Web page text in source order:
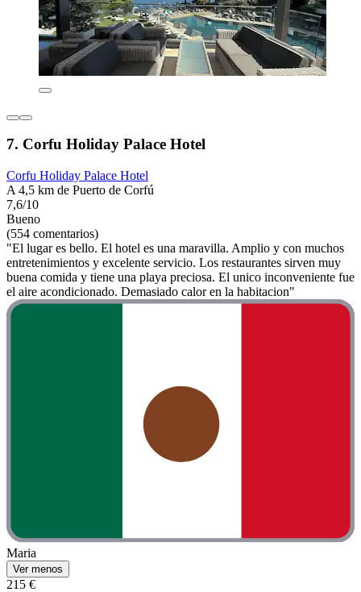
7. Corfu Holiday Palace Hotel
Corfu Holiday Palace Hotel
A 4,5 km de Puerto de Corfú
7,6/10
Bueno
(554 comentarios)
"El lugar es bello. El hotel es una maravilla. Amplio y con muchos
entretenimientos y excelente servicio. Los restaurantes sirven muy
buena comida y tiene una playa preciosa. El unico inconveniente fue
el aire acondicionado. Demasiado calor en la habitacion"
Maria
Ver menos
215 €